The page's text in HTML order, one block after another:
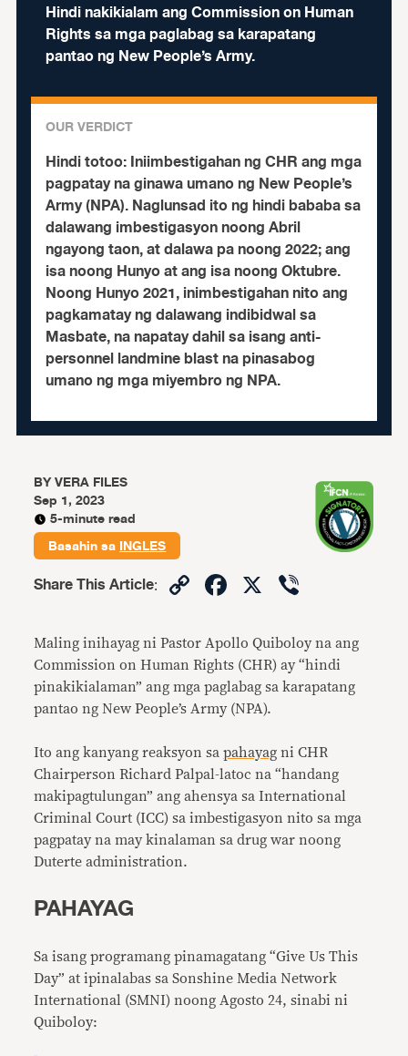
Hindi nakikialam ang Commission on Human
Rights sa mga paglabag sa karapatang
pantao ng New People’s Army.
OUR VERDICT
Hindi totoo:Iniimbestigahan ng CHR ang mga
pagpatay na ginawa umano ng New People’s
Army (NPA). Naglunsad ito ng hindi bababa sa
dalawang imbestigasyon noong Abril
ngayong taon, at dalawa pa noong 2022; ang
isa noong Hunyo at ang isa noong Oktubre.
Noong Hunyo 2021, inimbestigahan nito ang
pagkamatay ng dalawang indibidwal sa
Masbate, na napatay dahil sa isang anti-
personnel landmine blast na pinasabog
umano ng mga miyembro ng NPA.
BYVERA FILES
Sep 1, 2023
5-minute read
Basahin saINGLES
Share This Article: CopyFacebook
X
Maling inihayag ni Pastor Apollo Quiboloy na ang
Commission on Human Rights (CHR) ay “hindi
pinakikialaman” ang mga paglabag sa karapatang
pantao ng New People’s Army (NPA).
Ito ang kanyang reaksyon sapahayag ni CHR
Chairperson Richard Palpal-latoc na “handang
makipagtulungan” ang ahensya sa International
Criminal Court (ICC) sa imbestigasyon nito sa mga
pagpatay na may kinalaman sa drug war noong
Duterte administration.
PAHAYAG
Sa isang programang pinamagatang “Give Us This
Day” at ipinalabas sa Sonshine Media Network
International (SMNI) noong Agosto 24, sinabi ni
Quiboloy: